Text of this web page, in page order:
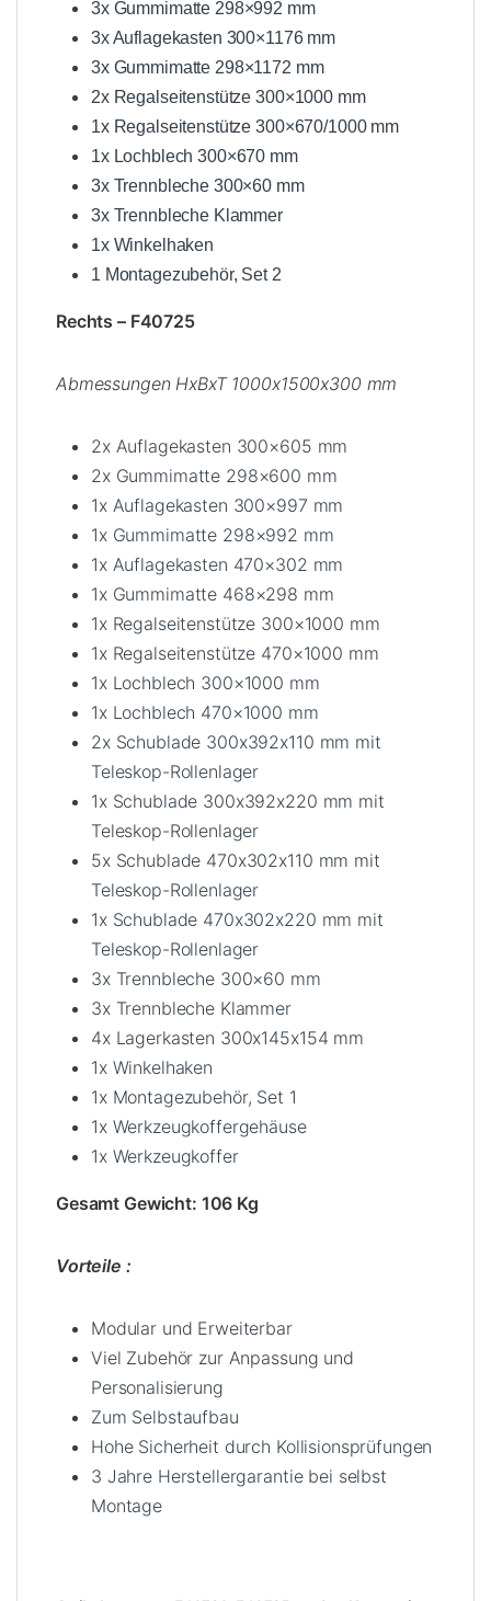
3x Gummimatte 298×992 mm
3x Auflagekasten 300×1176 mm
3x Gummimatte 298×1172 mm
2x Regalseitenstütze 300×1000 mm
1x Regalseitenstütze 300×670/1000 mm
1x Lochblech 300×670 mm
3x Trennbleche 300×60 mm
3x Trennbleche Klammer
1x Winkelhaken
1 Montagezubehör, Set 2
Rechts – F40725
Abmessungen HxBxT 1000x1500x300 mm
2x Auflagekasten 300×605 mm
2x Gummimatte 298×600 mm
1x Auflagekasten 300×997 mm
1x Gummimatte 298×992 mm
1x Auflagekasten 470×302 mm
1x Gummimatte 468×298 mm
1x Regalseitenstütze 300×1000 mm
1x Regalseitenstütze 470×1000 mm
1x Lochblech 300×1000 mm
1x Lochblech 470×1000 mm
2x Schublade 300x392x110 mm mit
Teleskop-Rollenlager
1x Schublade 300x392x220 mm mit
Teleskop-Rollenlager
5x Schublade 470x302x110 mm mit
Teleskop-Rollenlager
1x Schublade 470x302x220 mm mit
Teleskop-Rollenlager
3x Trennbleche 300×60 mm
3x Trennbleche Klammer
4x Lagerkasten 300x145x154 mm
1x Winkelhaken
1x Montagezubehör, Set 1
1x Werkzeugkoffergehäuse
1x Werkzeugkoffer
Gesamt Gewicht: 106 Kg
Vorteile :
Modular und Erweiterbar
Viel Zubehör zur Anpassung und
Personalisierung
Zum Selbstaufbau
Hohe Sicherheit durch Kollisionsprüfungen
3 Jahre Herstellergarantie bei selbst
Montage